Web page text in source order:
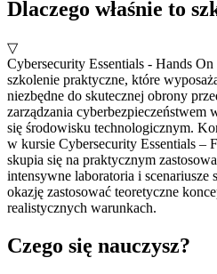
Dlaczego właśnie to
▽
Cybersecurity Essentials - Hands
szkolenie praktyczne, które
niezbędne do skutecznej obrony
zarządzania cyberbezpieczeństwem
się środowisku technologicznym.
w kursie Cybersecurity Essentials –
skupia się na praktycznym
intensywne laboratoria i scenariusze
okazję zastosować teoretyczne
realistycznych warunkach.
Czego się nauczysz?